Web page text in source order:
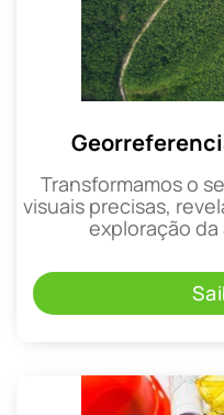
Transformamos o
visuais precisas,
exploração